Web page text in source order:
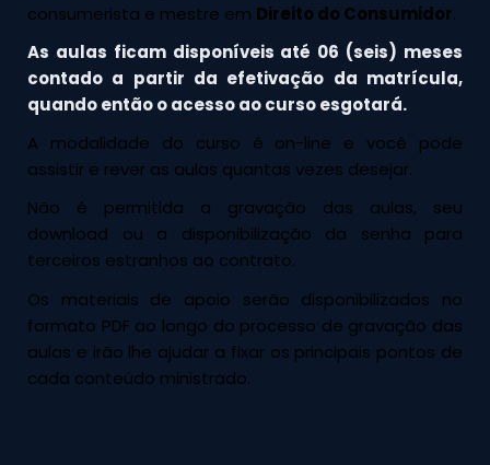
consumerista e mestre em Direito do Consumidor.
As aulas ficam disponíveis até 06 (seis) meses
contado a partir da efetivação da matrícula,
quando então o acesso ao curso esgotará.
A modalidade do curso é on-line e você pode
assistir e rever as aulas quantas vezes desejar.
Não é permitida a gravação das aulas, seu
download ou a disponibilização da senha para
terceiros estranhos ao contrato.
Os materiais de apoio serão disponibilizados no
formato PDF ao longo do processo de gravação das
aulas e irão lhe ajudar a fixar os principais pontos de
cada conteúdo ministrado.